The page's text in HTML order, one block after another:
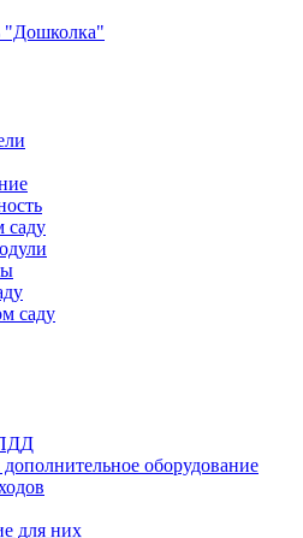
"Дошколка"
саду
саду
оборудование
для них